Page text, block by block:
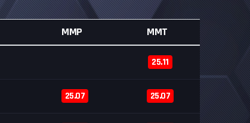
MMP MMT
25.11
25.07 25.07